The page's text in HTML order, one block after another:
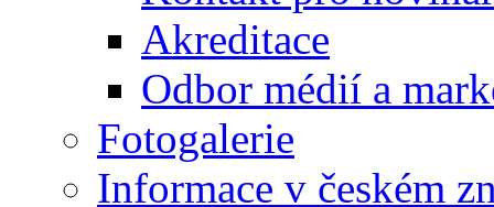
Akreditace
Odbor médií a
Fotogalerie
Informace v českém